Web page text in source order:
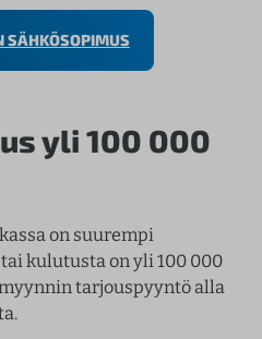
SÄHKÖSOPIMUS
yli 100 000
on suurempi
kulutusta on yli 100 000
tarjouspyyntö alla